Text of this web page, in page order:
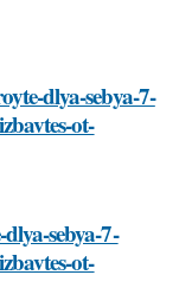
dlya-sebya-7-
ot-
sebya-7-
ot-